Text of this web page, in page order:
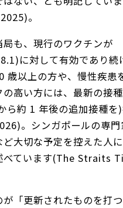
。
局も、現行のワクチンが
に対して有効であり続
歳以上の方や、慢性疾患
高い方には、最新の接
ら約 1 年後の追加接種を
。シンガポールの専門
大切な予定を控えた人
べています(The Straits
が「更新されたものを打